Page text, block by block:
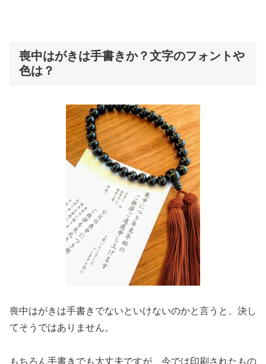
喪中はがきは手書きか？文字のフォントや
色は？
喪中はがきは手書きでないといけないのかと言うと、決し
てそうではありません。
もちろん手書きでも大丈夫ですが、今では印刷されたもの